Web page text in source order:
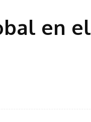
en el